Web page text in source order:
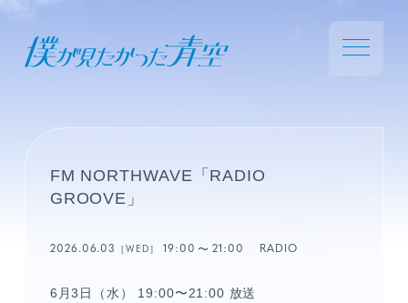
FM NORTHWAVE「RADIO
GROOVE」
2026.06.03 ［WED］19:00 21:00 RADIO
6月3日（水） 19:00〜21:00 放送